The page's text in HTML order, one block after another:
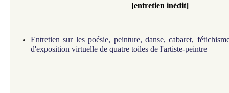
[entretien inédit]
Entretien sur les poésie, peinture, danse, cabaret,
d'exposition virtuelle de quatre toiles de l'artiste-peintre